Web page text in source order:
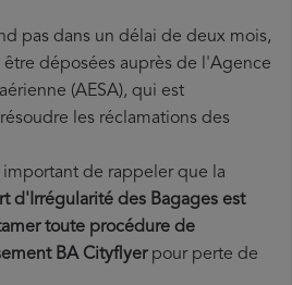
pas dans un délai de deux mois,
déposées auprès de l'Agence
(AESA), qui est
les réclamations des
important de rappeler que la
d'Irrégularité des Bagages est
toute procédure de
BA Cityflyerpour perte de